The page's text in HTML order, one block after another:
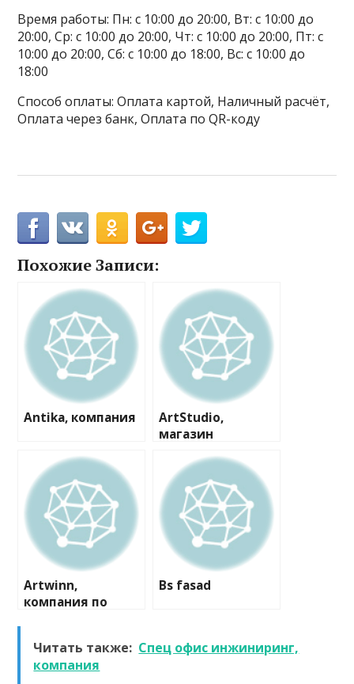
Время работы: Пн: с 10:00 до 20:00, Вт: с 10:00 до
20:00, Ср: с 10:00 до 20:00, Чт: с 10:00 до 20:00, Пт: с
10:00 до 20:00, Сб: с 10:00 до 18:00, Вс: с 10:00 до
18:00
Способ оплаты: Оплата картой, Наличный расчёт,
Оплата через банк, Оплата по QR-коду
Похожие Записи:
Antika, компания
ArtStudio,
магазин
окон и дверей
Artwinn,
компания по
деревянных
домов
Bs fasad
Читать также: Спец офис инжиниринг,
компания